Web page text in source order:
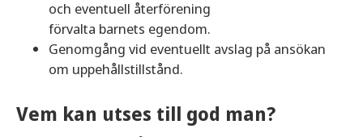
och eventuell återförening
förvalta barnets egendom.
Genomgång vid eventuellt avslag på ansökan
om uppehållstillstånd.
Vem kan utses till god man?